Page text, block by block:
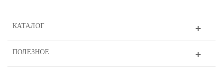
КАТАЛОГ
ПОЛЕЗНОЕ